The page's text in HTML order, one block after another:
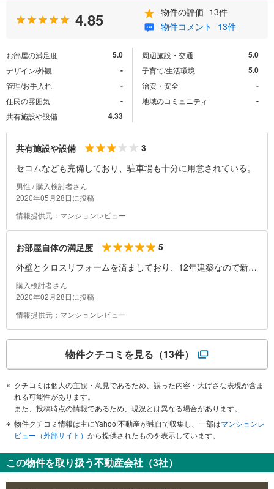
4.85 物件の評価 13件
物件コメント
13件
お部屋の満足度 5.0
デザイン/外観 -
管理/お手入れ -
住民の雰囲気 -
共有施設や設備 4.33
周辺施設・交通 5.0
子育て/生活環境 5.0
治安・安全 -
地域のコミュニティ -
共有施設や設備
3
セコムなども完備しており、駐車場も十分に用意されている。
男性 / 購入検討者さん
2020年05月28日に投稿
情報提供元：マンションレビュー
お部屋自体の満足度
5
外壁とクロスリフォームを済ましており、12年建築なので新し
くはない。
購入検討者さん
2020年02月28日に投稿
情報提供元：マンションレビュー
物件クチコミを見る （13件）
クチコミは個人の主観・意見であるため、誤った内容・大げさな表現が含ま
れる可能性があります。
また、投稿時点の情報であるため、現況とは異なる場合があります。
物件クチコミ情報は主にYahoo!不動産が独自で収集し、一部はマンションレ
ビュー（外部サイト） から提供されたものを表示しています。
この物件を取り扱う不動産会社（3社）